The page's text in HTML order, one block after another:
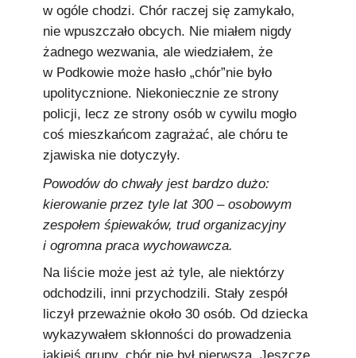
w ogóle chodzi. Chór raczej się zamykało,
nie wpuszczało obcych. Nie miałem nigdy
żadnego wezwania, ale wiedziałem, że
w Podkowie może hasło „chór”nie było
upolitycznione. Niekoniecznie ze strony
policji, lecz ze strony osób w cywilu mogło
coś mieszkańcom zagrażać, ale chóru te
zjawiska nie dotyczyły.
Powodów do chwały jest bardzo dużo:
kierowanie przez tyle lat 300 – osobowym
zespołem śpiewaków, trud organizacyjny
i ogromna praca wychowawcza.
Na liście może jest aż tyle, ale niektórzy
odchodzili, inni przychodzili. Stały zespół
liczył przeważnie około 30 osób. Od dziecka
wykazywałem skłonności do prowadzenia